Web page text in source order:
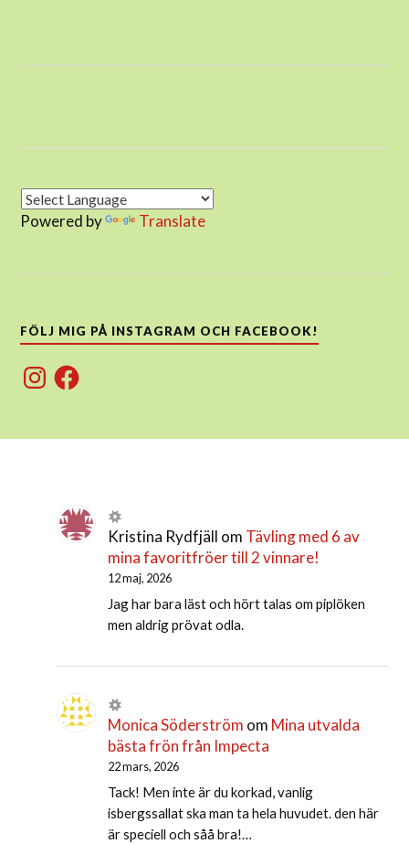
Powered by Translate
FÖLJ MIG PÅ INSTAGRAM OCH FACEBOOK!
InstagramFacebook
Kristina Rydfjäll om Tävling med 6 av
mina favoritfröer till 2 vinnare!
12 maj, 2026
Jag har bara läst och hört talas om piplöken
men aldrig prövat odla.
Monica Söderström om Mina utvalda
bästa frön från Impecta
22 mars, 2026
Tack! Men inte är du korkad, vanlig
isbergssallat ska man ta hela huvudet. den här
är speciell och såå bra!…